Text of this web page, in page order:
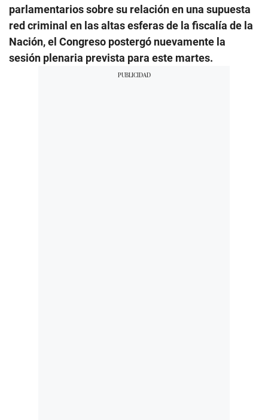
parlamentarios sobre su relación en una supuesta
red criminal en las altas esferas de la fiscalía de la
Nación, el Congreso postergó nuevamente la
sesión plenaria prevista para este martes.